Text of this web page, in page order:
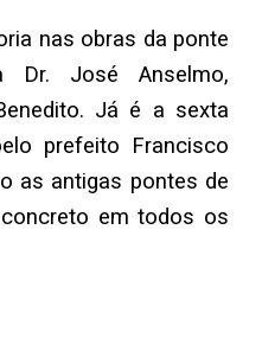
nas obras da ponte
Dr. José Anselmo,
Já é a sexta
prefeito Francisco
as antigas pontes de
em todos os